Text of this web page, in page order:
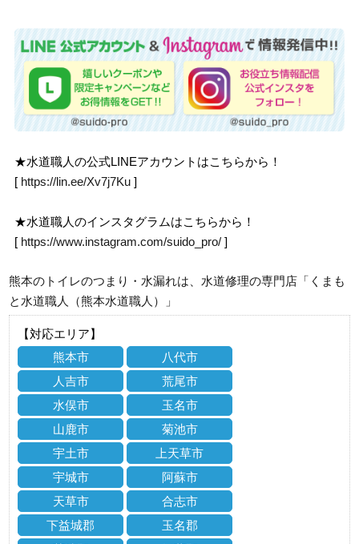
★水道職人の公式LINEアカウントはこちらから！
[ https://lin.ee/Xv7j7Ku ]
★水道職人のインスタグラムはこちらから！
[ https://www.instagram.com/suido_pro/ ]
熊本のトイレのつまり・水漏れは、水道修理の専門店「くまも
と水道職人（熊本水道職人）」
【対応エリア】
熊本市
八代市
人吉市
荒尾市
水俣市
玉名市
山鹿市
菊池市
宇土市
上天草市
宇城市
阿蘇市
天草市
合志市
下益城郡
玉名郡